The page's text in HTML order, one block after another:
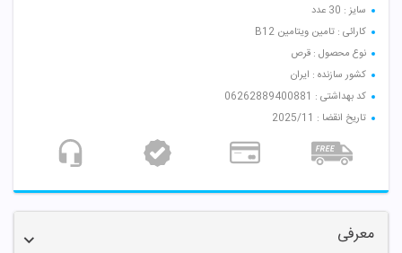
سایز : 30 عدد
کارائی : تامین ویتامین B12
نوع محصول : قرص
کشور سازنده : ایران
کد بهداشتی : 06262889400881
تاریخ انقضا : 2025/11
معرفی